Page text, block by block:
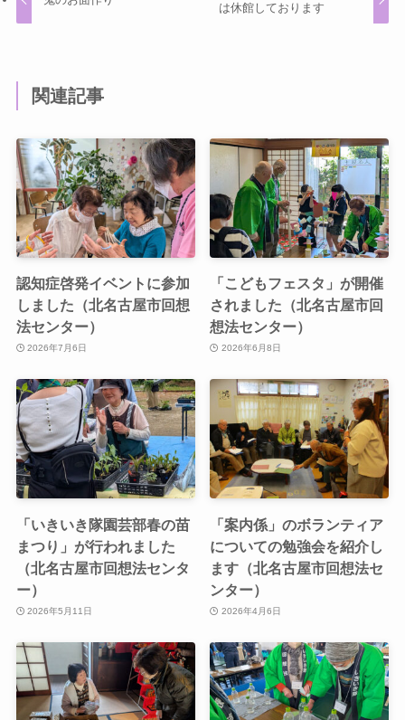
は休館しております
関連記事
認知症啓発イベントに参加
しました（北名古屋市回想
法センター）
2026年7月6日
「こどもフェスタ」が開催
されました（北名古屋市回
想法センター）
2026年6月8日
「いきいき隊園芸部春の苗
まつり」が行われました
（北名古屋市回想法センタ
ー）
2026年5月11日
「案内係」のボランティア
についての勉強会を紹介し
ます（北名古屋市回想法セ
ンター）
2026年4月6日